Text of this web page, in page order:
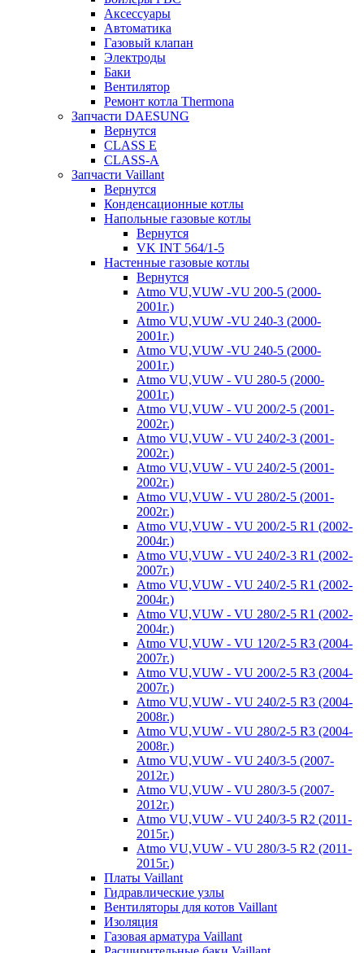
Аксессуары
Автоматика
Газовый клапан
Электроды
Баки
Вентилятор
Ремонт котла Thermona
Запчасти DAESUNG
Вернутся
CLASS E
CLASS-A
Запчасти Vaillant
Вернутся
Конденсационные котлы
Напольные газовые котлы
Вернутся
VK INT 564/1-5
Настенные газовые котлы
Вернутся
Atmo VU,VUW -VU 200-5 (2000-
2001г.)
Atmo VU,VUW -VU 240-3 (2000-
2001г.)
Atmo VU,VUW -VU 240-5 (2000-
2001г.)
Atmo VU,VUW - VU 280-5 (2000-
2001г.)
Atmo VU,VUW - VU 200/2-5 (2001-
2002г.)
Atmo VU,VUW - VU 240/2-3 (2001-
2002г.)
Atmo VU,VUW - VU 240/2-5 (2001-
2002г.)
Atmo VU,VUW - VU 280/2-5 (2001-
2002г.)
Atmo VU,VUW - VU 200/2-5 R1 (2002-
2004г.)
Atmo VU,VUW - VU 240/2-3 R1 (2002-
2007г.)
Atmo VU,VUW - VU 240/2-5 R1 (2002-
2004г.)
Atmo VU,VUW - VU 280/2-5 R1 (2002-
2004г.)
Atmo VU,VUW - VU 120/2-5 R3 (2004-
2007г.)
Atmo VU,VUW - VU 200/2-5 R3 (2004-
2007г.)
Atmo VU,VUW - VU 240/2-5 R3 (2004-
2008г.)
Atmo VU,VUW - VU 280/2-5 R3 (2004-
2008г.)
Atmo VU,VUW - VU 240/3-5 (2007-
2012г.)
Atmo VU,VUW - VU 280/3-5 (2007-
2012г.)
Atmo VU,VUW - VU 240/3-5 R2 (2011-
2015г.)
Atmo VU,VUW - VU 280/3-5 R2 (2011-
2015г.)
Платы Vaillant
Гидравлические узлы
Вентиляторы для котов Vaillant
Изоляция
Газовая арматура Vaillant